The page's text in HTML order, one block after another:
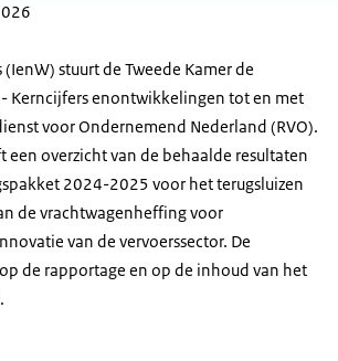
stuurt de Tweede Kamer de
Kerncijfers enontwikkelingen tot en met
voor Ondernemend Nederland (RVO).
een overzicht van de behaalde resultaten
2024-2025 voor het terugsluizen
de vrachtwagenheffing voor
van de vervoerssector. De
de rapportage en op de inhoud van het